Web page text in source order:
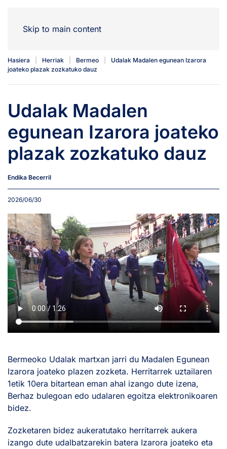
Skip to main content
Hasiera Herriak Bermeo
Udalak Madalen egunean Izarora
joateko plazak zozkatuko dauz
Udalak Madalen
egunean Izarora joateko
plazak zozkatuko dauz
Endika Becerril
2026/06/30
Bermeoko Udalak martxan jarri du Madalen Egunean
Izarora joateko plazen zozketa. Herritarrek uztailaren
1etik 10era bitartean eman ahal izango dute izena,
Berhaz bulegoan edo udalaren egoitza elektronikoaren
bidez.
Zozketaren bidez aukeratutako herritarrek aukera
izango dute udalbatzarekin batera Izarora joateko eta